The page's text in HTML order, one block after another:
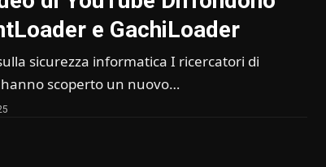
e GachiLoader
sicurezza informatica I ricercatori di
scoperto un nuovo…